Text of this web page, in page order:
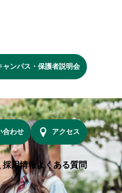
ャンパス・保護者説明会
合わせ アクセス
採用情報よくある質問